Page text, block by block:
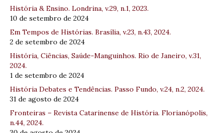
História & Ensino. Londrina, v.29, n.1, 2023.
10 de setembro de 2024
Em Tempos de Histórias. Brasília, v.23, n.43, 2024.
2 de setembro de 2024
História, Ciências, Saúde-Manguinhos. Rio de Janeiro, v.31,
2024.
1 de setembro de 2024
História Debates e Tendências. Passo Fundo, v.24, n.2, 2024.
31 de agosto de 2024
Fronteiras – Revista Catarinense de História. Florianópolis,
n.44, 2024.